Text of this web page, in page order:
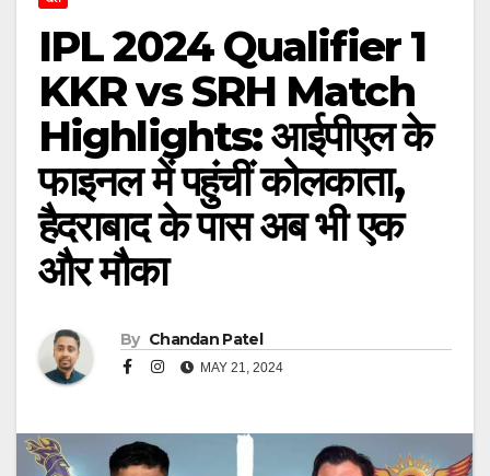
IPL 2024 Qualifier 1
KKR vs SRH Match
Highlights: आईपीएल के
फाइनल में पहुंचीं कोलकाता,
हैदराबाद के पास अब भी एक
और मौका
By Chandan Patel
MAY 21, 2024